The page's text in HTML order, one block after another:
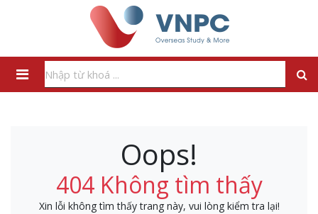
Oops!
404 Không tìm thấy
Xin lỗi không tìm thấy trang này, vui lòng kiểm tra lại!